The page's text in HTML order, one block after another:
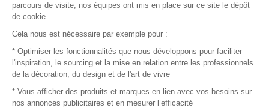
© 2016 –Organisation SAFI
Recrutement
parcours de visite, nos équipes ont mis en place sur ce site le dépôt
de cookie.
Cela nous est nécessaire par exemple pour :
* Optimiser les fonctionnalités que nous développons pour faciliter
l'inspiration, le sourcing et la mise en relation entre les professionnels
de la décoration, du design et de l'art de vivre
* Vous afficher des produits et marques en lien avec vos besoins sur
nos annonces publicitaires et en mesurer l’efficacité